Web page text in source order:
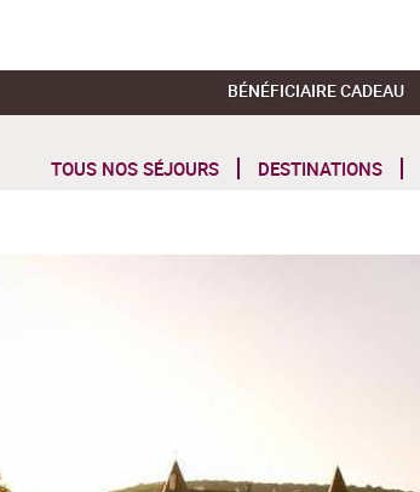
BÉNÉFICIAIRE CADEAU
TOUS NOS SÉJOURS DESTINATIONS